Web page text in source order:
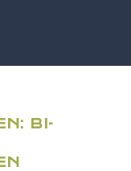
BI-